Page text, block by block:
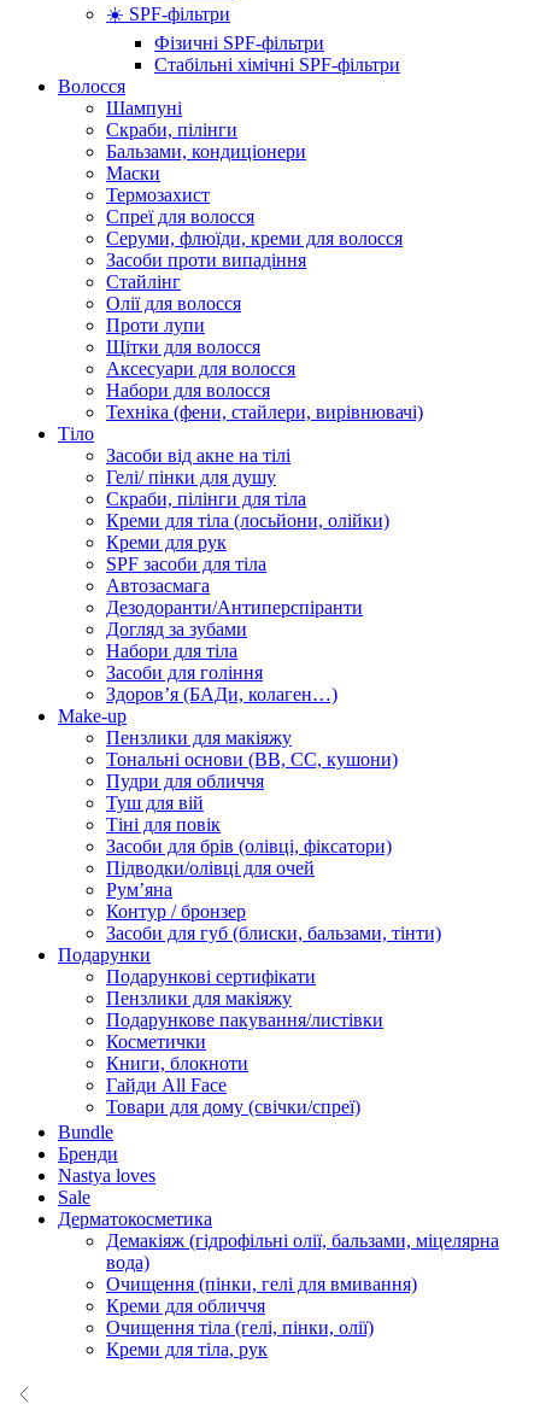
☀️ SPF-фільтри
Фізичні SPF-фільтри
Стабільні хімічні SPF-фільтри
Волосся
Шампуні
Скраби, пілінги
Бальзами, кондиціонери
Маски
Термозахист
Спреї для волосся
Серуми, флюїди, креми для волосся
Засоби проти випадіння
Стайлінг
Олії для волосся
Проти лупи
Щітки для волосся
Аксесуари для волосся
Набори для волосся
Техніка (фени, стайлери, вирівнювачі)
Тіло
Засоби від акне на тілі
Гелі/ пінки для душу
Скраби, пілінги для тіла
Креми для тіла (лосьйони, олійки)
Креми для рук
SPF засоби для тіла
Автозасмага
Дезодоранти/Антиперспіранти
Догляд за зубами
Набори для тіла
Засоби для гоління
Здоровʼя (БАДи, колаген…)
Make-up
Пензлики для макіяжу
Тональні основи (BB, CC, кушони)
Пудри для обличчя
Туш для вій
Тіні для повік
Засоби для брів (олівці, фіксатори)
Підводки/олівці для очей
Румʼяна
Контур / бронзер
Засоби для губ (блиски, бальзами, тінти)
Подарунки
Подарункові сертифікати
Пензлики для макіяжу
Подарункове пакування/листівки
Косметички
Книги, блокноти
Гайди All Face
Товари для дому (свічки/спреї)
Bundle
Бренди
Nastya loves
Sale
Дерматокосметика
Демакіяж (гідрофільні олії, бальзами, міцелярна
вода)
Очищення (пінки, гелі для вмивання)
Креми для обличчя
Очищення тіла (гелі, пінки, олії)
Креми для тіла, рук